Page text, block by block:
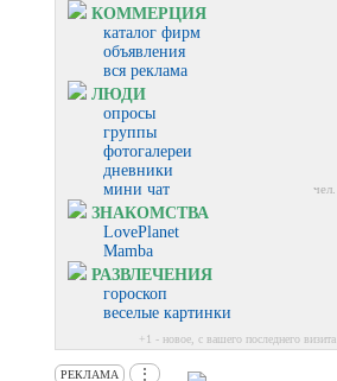
КОММЕРЦИЯ
каталог фирм
объявления
вся реклама
ЛЮДИ
опросы
группы
фотогалереи
дневники
мини чат
чел.
ЗНАКОМСТВА
LovePlanet
Mamba
РАЗВЛЕЧЕНИЯ
гороскоп
веселые картинки
+1 - новое, с вашего последнего визита
РЕКЛАМА ⋮